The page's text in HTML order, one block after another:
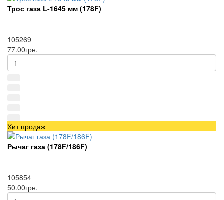
Трос газа L-1645 мм (178F)
105269
77.00грн.
Хит продаж
Рычаг газа (178F/186F)
105854
50.00грн.